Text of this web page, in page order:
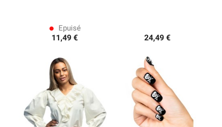
lens Epuisé
11,49 € 24,49 €